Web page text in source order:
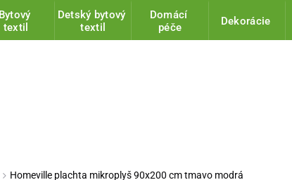
Bytový
textil
Detský bytový
textil
Domácí
péče
Dekorácie
Homeville plachta mikroplyš 90x200 cm tmavo modrá